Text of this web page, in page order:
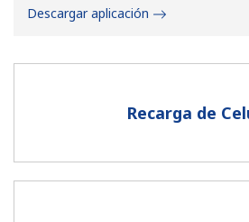
Recarga de
Descargar aplicación